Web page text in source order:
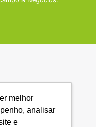
melhor
analisar
e